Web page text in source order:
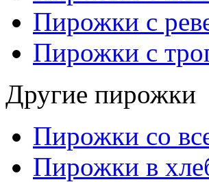
Пирожки с
Пирожки с
Другие пирожки
Пирожки со
Пирожки в